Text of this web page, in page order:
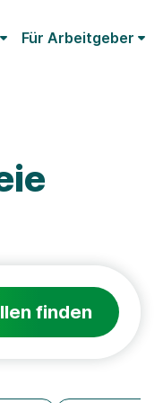
Für Arbeitgeber
finden